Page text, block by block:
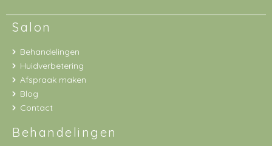
Salon
Behandelingen
Huidverbetering
Afspraak maken
Blog
Contact
Behandelingen